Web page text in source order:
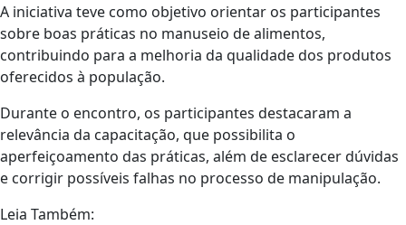
A iniciativa teve como objetivo orientar os participantes
sobre boas práticas no manuseio de alimentos,
contribuindo para a melhoria da qualidade dos produtos
oferecidos à população.
Durante o encontro, os participantes destacaram a
relevância da capacitação, que possibilita o
aperfeiçoamento das práticas, além de esclarecer dúvidas
e corrigir possíveis falhas no processo de manipulação.
Leia Também: